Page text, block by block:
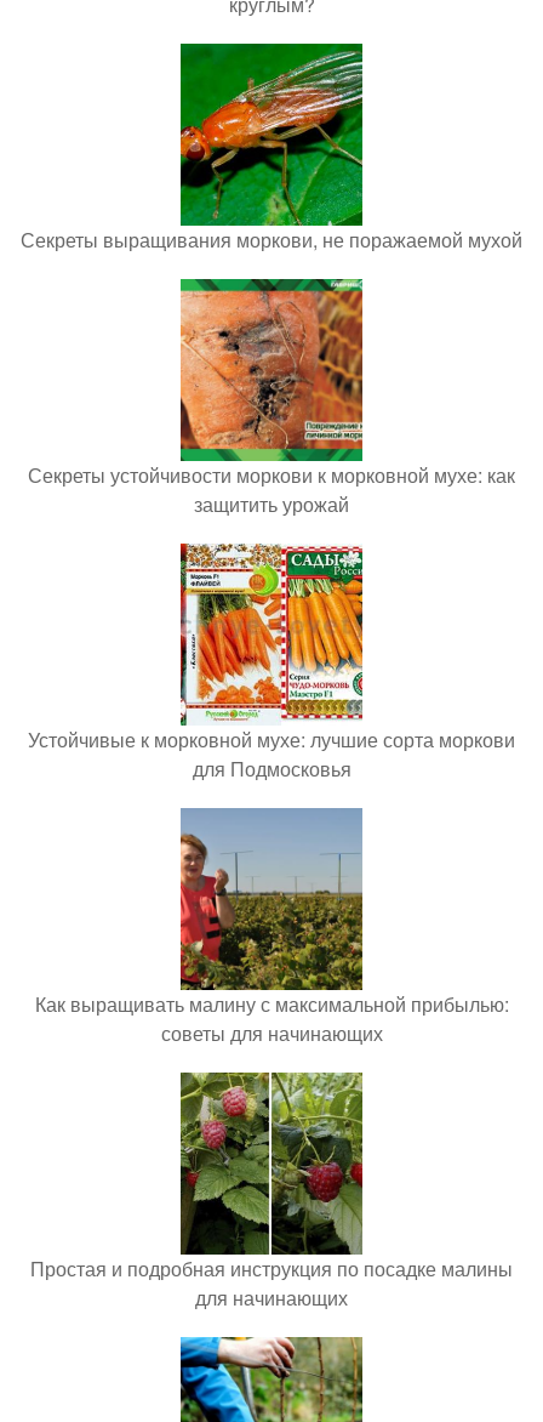
Секреты выращивания моркови, не поражаемой мухой
Секреты устойчивости моркови к морковной мухе: как
защитить урожай
Устойчивые к морковной мухе: лучшие сорта моркови
для Подмосковья
Как выращивать малину с максимальной прибылью:
советы для начинающих
Простая и подробная инструкция по посадке малины
для начинающих